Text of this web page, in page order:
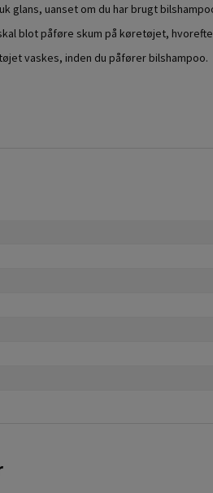
glans, uanset om du har brugt
blot påføre skum på køretøjet,
vaskes, inden du påfører bilshampoo.